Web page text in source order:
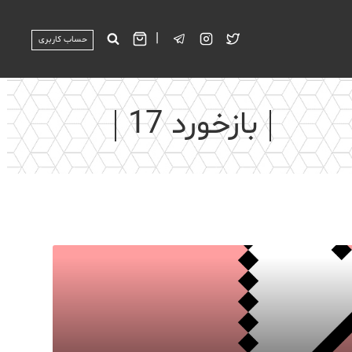
| حساب کاربری
بازخورد 17